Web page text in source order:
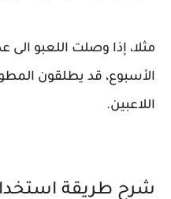
مثلا، إذا وصلت اللعبو الى
الأسبوع، قد يطلقون
اللاعبين.
شرح طريقة